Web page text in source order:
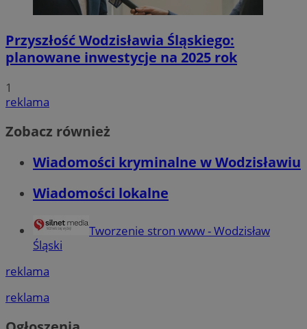
Przyszłość Wodzisławia Śląskiego:
planowane inwestycje na 2025 rok
1
reklama
Zobacz również
Wiadomości kryminalne w Wodzisławiu
Wiadomości lokalne
Tworzenie stron www - Wodzisław
Śląski
reklama
reklama
Niesklasyfikowane
Niezbędne pliki cookie umożliwiają korzystanie z podstawowych
QeSessID